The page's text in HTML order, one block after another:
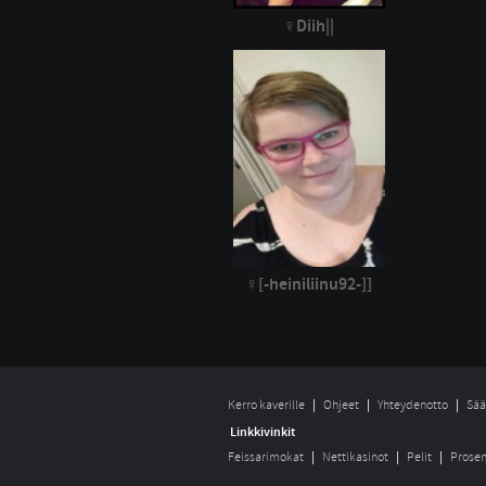
Diih||
[-heiniliinu92-]]
Kerro kaverille Ohjeet Yhteydenotto
Linkkivinkit
Feissarimokat Nettikasinot Pelit